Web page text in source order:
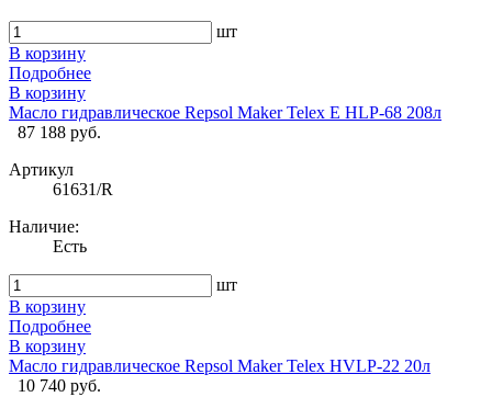
шт
В корзину
Подробнее
В корзину
Масло гидравлическое Repsol Maker Telex E HLP-68 208л
87 188 руб.
Артикул
61631/R
Наличие:
Есть
шт
В корзину
Подробнее
В корзину
Масло гидравлическое Repsol Maker Telex HVLP-22 20л
10 740 руб.